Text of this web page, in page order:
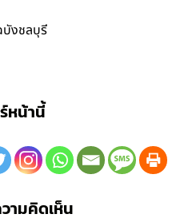
งชลบุรี
หน้านี้
ามคิดเห็น